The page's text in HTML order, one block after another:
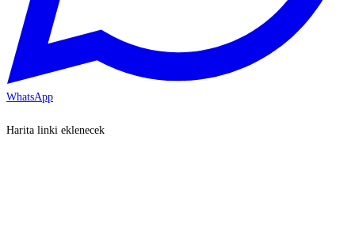
WhatsApp
Harita linki eklenecek